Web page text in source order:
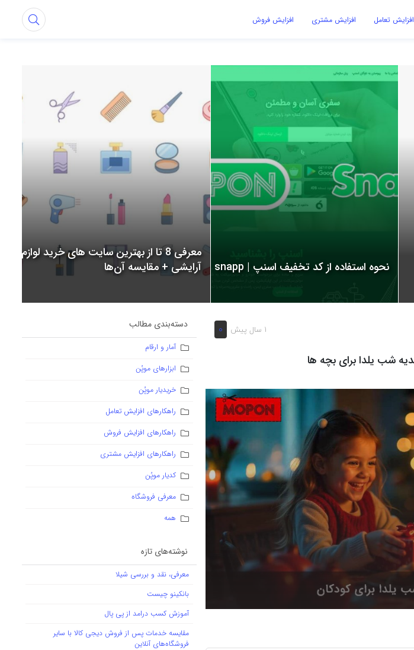
افزایش تعامل افزایش مشتری افزایش فروش
نحوه استفاده از کد تخفیف اسنپ | snapp
معرفی 8 تا از بهترین سایت های خرید لوازم
آرایشی + مقایسه آن‌ها
1 سال پیش 0 دسته‌بندی مطالب
آمار و ارقام
ابزارهای موپُن
خریدیار موپُن
راهکارهای افزایش تعامل
راهکارهای افزایش فروش
راهکارهای افزایش مشتری
کدیار موپُن
معرفی فروشگاه
همه
نوشته‌های تازه
معرفی، نقد و بررسی شیلا
بانکینو چیست
آموزش کسب درامد از پی پال
مقایسه خدمات پس از فروش دیجی کالا با سایر
فروشگاه‌های آنلاین